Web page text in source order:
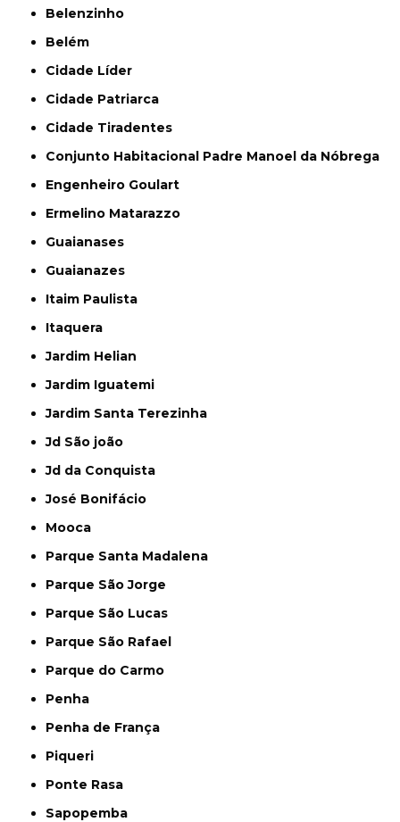
Belenzinho
Belém
Cidade Líder
Cidade Patriarca
Cidade Tiradentes
Conjunto Habitacional Padre Manoel da Nóbrega
Engenheiro Goulart
Ermelino Matarazzo
Guaianases
Guaianazes
Itaim Paulista
Itaquera
Jardim Helian
Jardim Iguatemi
Jardim Santa Terezinha
Jd São joão
Jd da Conquista
José Bonifácio
Mooca
Parque Santa Madalena
Parque São Jorge
Parque São Lucas
Parque São Rafael
Parque do Carmo
Penha
Penha de França
Piqueri
Ponte Rasa
Sapopemba